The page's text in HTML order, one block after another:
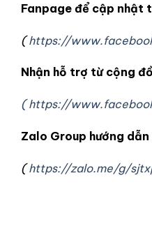
Fanpage để cập nhật
(https://
Nhận hỗ trợ từ cộng
( https://
Zalo Group hướng
(https://zalo.me/g/